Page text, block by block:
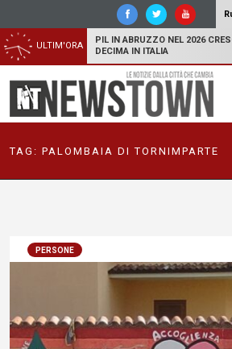
ULTIM'ORA
PIL IN ABRUZZO NEL 2026
DECIMA IN ITALIA
TAG: PALOMBAIA DI TORNIMPARTE
PERSONE